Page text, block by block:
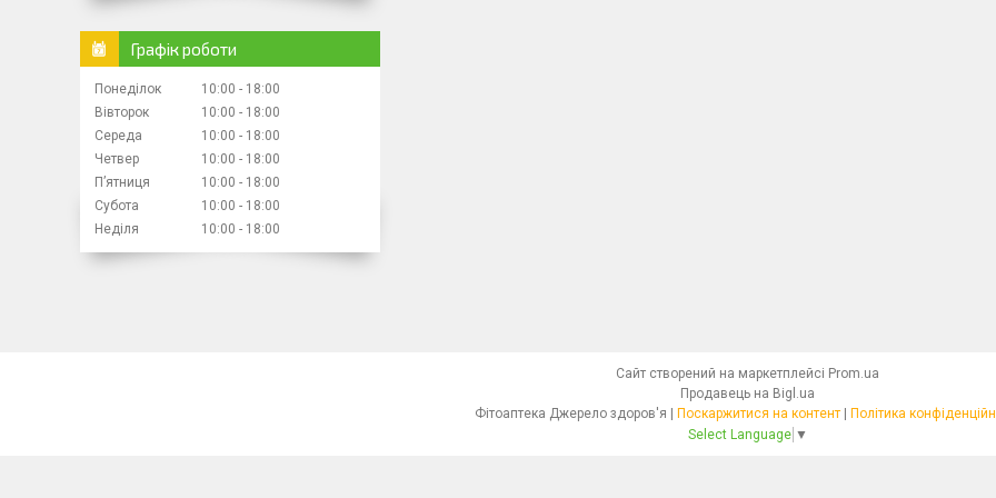
Графік роботи
Понеділок 10:00
18:00
Вівторок
10:00
18:00
Середа
10:00
18:00
Четвер
10:00
18:00
Пʼятниця
10:00
18:00
Субота
10:00
18:00
Неділя
10:00 18:00
Сайт створений на маркетплейсі Prom.ua
Продавець на Bigl.ua
Поскаржитися на контент
Політика
Select Language ▼